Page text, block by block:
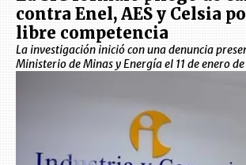
contra Enel, AES y Celsia
libre competencia
La investigación inició con una denuncia
Ministerio de Minas y Energía el 11 de enero